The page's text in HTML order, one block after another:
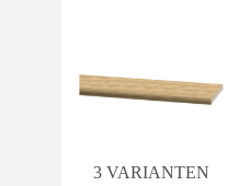
3 VARIANTEN